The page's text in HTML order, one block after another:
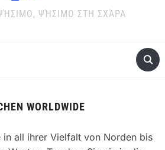
ΨΉΣΙΜΟ ΣΤΗ ΣΧΆΡΑ
WORLDWIDE
in all ihrer Vielfalt von Norden bis